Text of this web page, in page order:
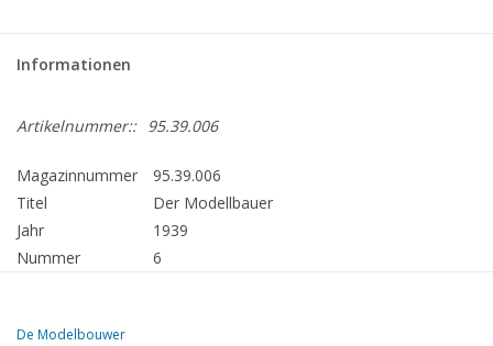
Informationen
Artikelnummer:: 95.39.006
Magazinnummer
95.39.006
Titel
Der Modellbauer
Jahr
1939
Nummer
6
De Modelbouwer